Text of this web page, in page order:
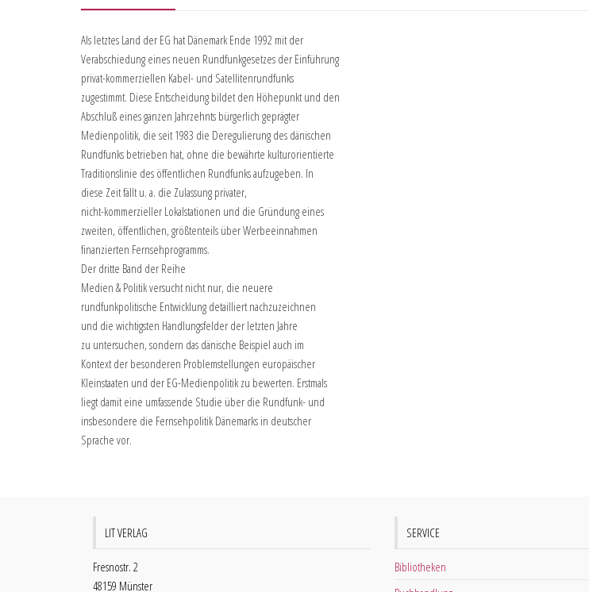
Als letztes Land der EG hat Dänemark Ende 1992 mit der
Verabschiedung eines neuen Rundfunkgesetzes der Einführung
privat-kommerziellen Kabel- und Satellitenrundfunks
zugestimmt. Diese Entscheidung bildet den Höhepunkt und den
Abschluß eines ganzen Jahrzehnts bürgerlich geprägter
Medienpolitik, die seit 1983 die Deregulierung des dänischen
Rundfunks betrieben hat, ohne die bewährte kulturorientierte
Traditionslinie des öffentlichen Rundfunks aufzugeben. In
diese Zeit fällt u. a. die Zulassung privater,
nicht-kommerzieller Lokalstationen und die Gründung eines
zweiten, öffentlichen, größtenteils über Werbeeinnahmen
finanzierten Fernsehprogramms.
Der dritte Band der Reihe
Medien & Politik versucht nicht nur, die neuere
rundfunkpolitische Entwicklung detailliert nachzuzeichnen
und die wichtigsten Handlungsfelder der letzten Jahre
zu untersuchen, sondern das dänische Beispiel auch im
Kontext der besonderen Problemstellungen europäischer
Kleinstaaten und der EG-Medienpolitik zu bewerten. Erstmals
liegt damit eine umfassende Studie über die Rundfunk- und
insbesondere die Fernsehpolitik Dänemarks in deutscher
Sprache vor.
LIT VERLAG
Fresnostr. 2
48159 Münster
SERVICE
Bibliotheken